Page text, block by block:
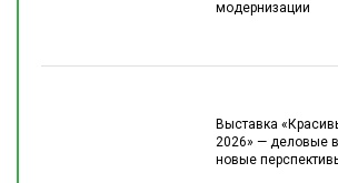
модернизации
Выставка
2026» — деловые
новые